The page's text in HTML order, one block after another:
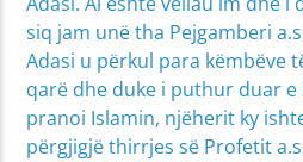
siq jam unë tha Pejgamberi
Adasi u përkul para këmbëve
qarë dhe duke i puthur duar e
pranoi Islamin, njëherit ky
përgjigjë thirrjes së Profetit